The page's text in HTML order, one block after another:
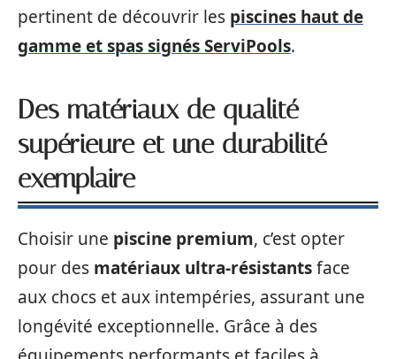
pertinent de découvrir les piscines haut de
gamme et spas signés ServiPools.
Des matériaux de qualité
supérieure et une durabilité
exemplaire
Choisir une piscine premium, c’est opter
pour des matériaux ultra-résistantsface
aux chocs et aux intempéries, assurant une
longévité exceptionnelle. Grâce à des